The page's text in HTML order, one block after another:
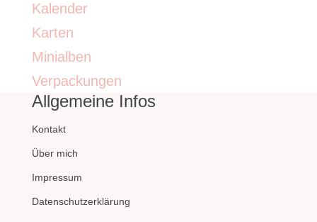
Kalender
Karten
Minialben
Verpackungen
Allgemeine Infos
Kontakt
Über mich
Impressum
Datenschutzerklärung